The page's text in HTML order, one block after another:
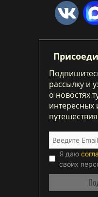
рассылку и
о новостях
интересных
Я даю
своих